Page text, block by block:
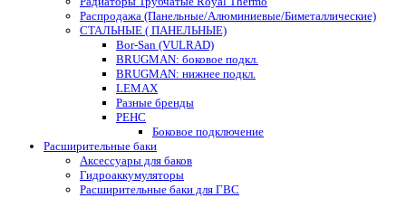
Распродажа (Панельные/Алюминиевые/Биметаллические)
СТАЛЬНЫЕ ( ПАНЕЛЬНЫЕ)
Bor-San (VULRAD)
BRUGMAN: боковое подкл.
BRUGMAN: нижнее подкл.
LEMAX
Разные бренды
РЕНС
Боковое подключение
Расширительные баки
Аксессуары для баков
Гидроаккумуляторы
Расширительные баки для ГВС